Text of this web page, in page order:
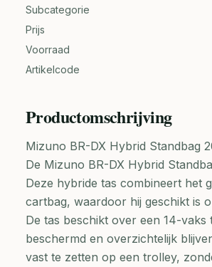
Subcategorie
Prijs
Voorraad
Artikelcode
Productomschrijving
Mizuno BR-DX Hybrid Standbag
De Mizuno BR-DX Hybrid
Deze hybride tas combineert het
cartbag, waardoor hij geschikt is
De tas beschikt over een 14-
beschermd en overzichtelijk
vast te zetten op een trolley,